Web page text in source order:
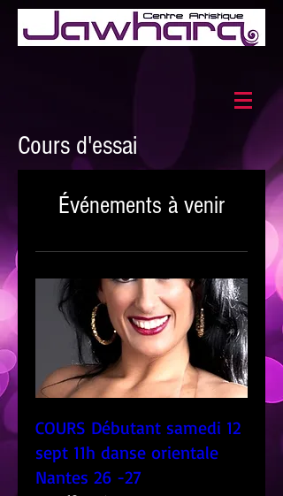
Cours d'essai
Événements à venir
COURS Débutant samedi 12
sept 11h danse orientale
Nantes 26 -27